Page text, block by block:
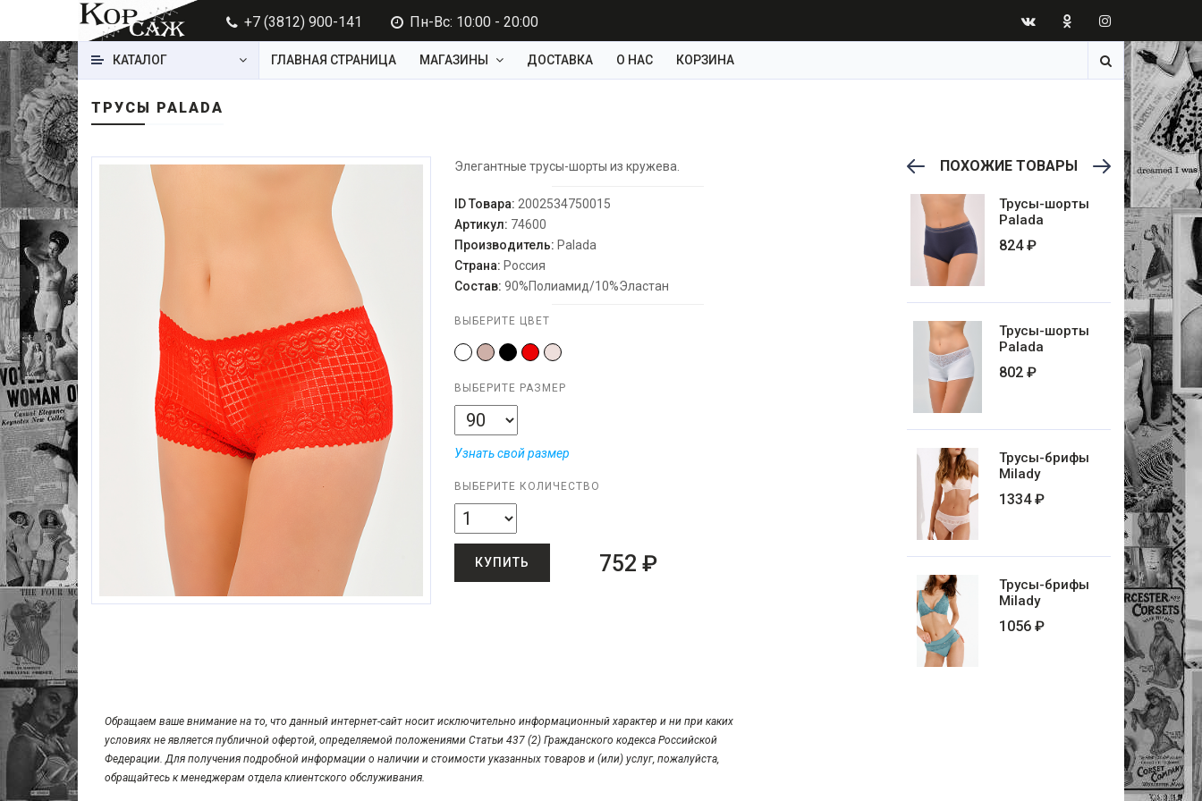
+7 (3812) 900-141 Пн-Вс: 10:00 - 20:00
КАТАЛОГ ГЛАВНАЯ СТРАНИЦА МАГАЗИНЫ ДОСТАВКА О НАС КОРЗИНА
ТРУСЫ PALADA
Элегантные трусы-шорты из кружева.
ID Товара: 2002534750015
Артикул: 74600
Производитель: Palada
Страна: Россия
Состав: 90%Полиамид/10%Эластан
ВЫБЕРИТЕ ЦВЕТ
ВЫБЕРИТЕ РАЗМЕР
Узнать свой размер
ВЫБЕРИТЕ КОЛИЧЕСТВО
КУПИТЬ 752 ₽
ПОХОЖИЕ ТОВАРЫ
Трусы-шорты
Palada
824 ₽
Трусы-шорты
Palada
802 ₽
Трусы-брифы
Milady
1334 ₽
Трусы-брифы
Milady
1056 ₽
Previous Next
Обращаем ваше внимание на то, что данный интернет-сайт носит исключительно информационный характер и ни при каких
условиях не является публичной офертой, определяемой положениями Статьи 437 (2) Гражданского кодекса Российской
Федерации. Для получения подробной информации о наличии и стоимости указанных товаров и (или) услуг, пожалуйста,
обращайтесь к менеджерам отдела клиентского обслуживания.